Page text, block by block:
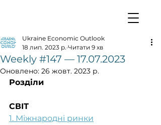
Weekly #147 — 17.07.2023
Ukraine Economic Outlook
18 лип. 2023 р. Читати 9 хв
Оновлено: 26 жовт. 2023 р.
Розділи
СВІТ
1. Міжнародні ринки